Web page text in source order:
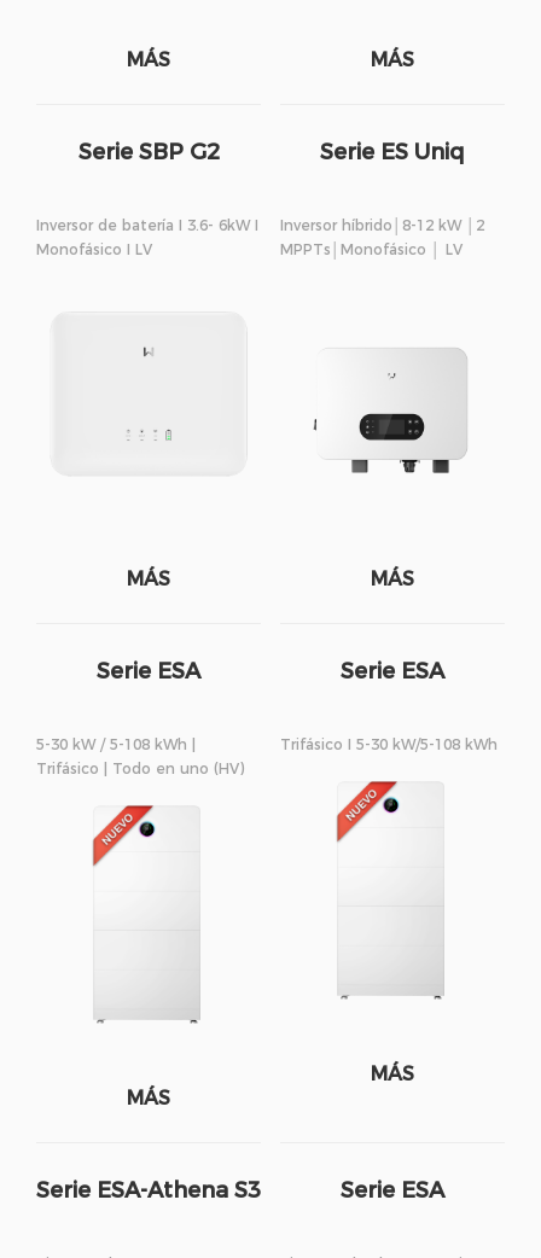
MÁS MÁS
Serie SBP G2
Inversor de batería I 3.6- 6kW I
Monofásico I LV
MÁS
Serie ES Uniq
Inversor híbrido│8-12 kW │2
MPPTs│Monofásico │ LV
MÁS
Serie ESA
5-30 kW / 5-108 kWh |
Trifásico | Todo en uno (HV)
MÁS
Serie ESA
Trifásico I 5-30 kW/5-108 kWh
MÁS
Serie ESA-Athena S3 Serie ESA